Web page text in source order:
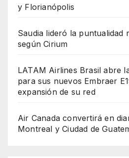
y Florianópolis
Saudia lideró la puntualidad
según Cirium
LATAM Airlines Brasil abre
para sus nuevos Embraer
expansión de su red
Air Canada convertirá en
Montreal y Ciudad de